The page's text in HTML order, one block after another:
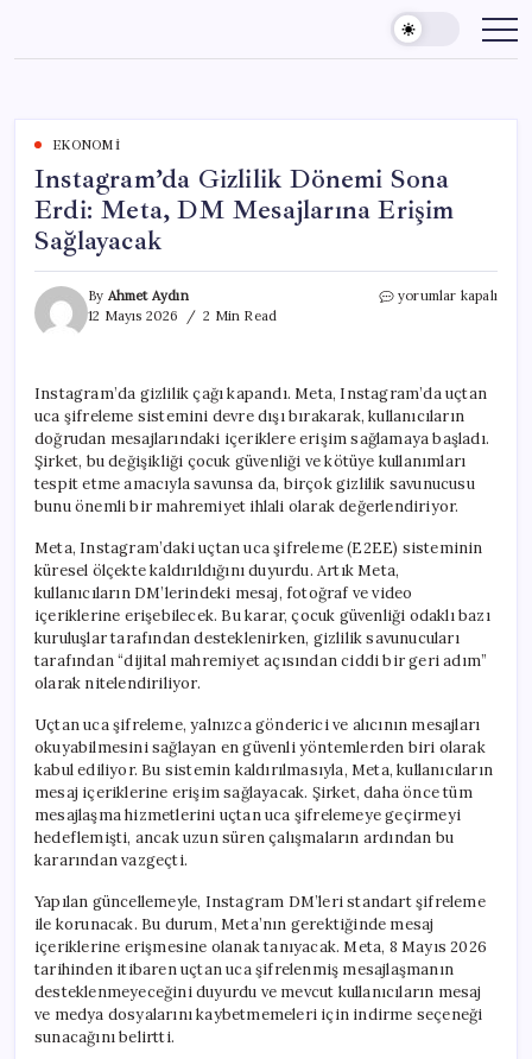
content
EKONOMI
Instagram’da Gizlilik Dönemi Sona
Erdi: Meta, DM Mesajlarına Erişim
Sağlayacak
By Ahmet Aydın
12 Mayıs 2026
2 Min Read
Instagram’da
Meta,
DM
Mesajlarına
Erişim
için
yorumlar kapalı
Instagram’da gizlilik çağı kapandı. Meta, Instagram’da uçtan
uca şifreleme sistemini devre dışı bırakarak, kullanıcıların
doğrudan mesajlarındaki içeriklere erişim sağlamaya başladı.
Şirket, bu değişikliği çocuk güvenliği ve kötüye kullanımları
tespit etme amacıyla savunsa da, birçok gizlilik savunucusu
bunu önemli bir mahremiyet ihlali olarak değerlendiriyor.
Meta, Instagram’daki uçtan uca şifreleme (E2EE) sisteminin
küresel ölçekte kaldırıldığını duyurdu. Artık Meta,
kullanıcıların DM’lerindeki mesaj, fotoğraf ve video
içeriklerine erişebilecek. Bu karar, çocuk güvenliği odaklı bazı
kuruluşlar tarafından desteklenirken, gizlilik savunucuları
tarafından “dijital mahremiyet açısından ciddi bir geri adım”
olarak nitelendiriliyor.
Uçtan uca şifreleme, yalnızca gönderici ve alıcının mesajları
okuyabilmesini sağlayan en güvenli yöntemlerden biri olarak
kabul ediliyor. Bu sistemin kaldırılmasıyla, Meta, kullanıcıların
mesaj içeriklerine erişim sağlayacak. Şirket, daha önce tüm
mesajlaşma hizmetlerini uçtan uca şifrelemeye geçirmeyi
hedeflemişti, ancak uzun süren çalışmaların ardından bu
kararından vazgeçti.
Yapılan güncellemeyle, Instagram DM’leri standart şifreleme
ile korunacak. Bu durum, Meta’nın gerektiğinde mesaj
içeriklerine erişmesine olanak tanıyacak. Meta, 8 Mayıs 2026
tarihinden itibaren uçtan uca şifrelenmiş mesajlaşmanın
desteklenmeyeceğini duyurdu ve mevcut kullanıcıların mesaj
ve medya dosyalarını kaybetmemeleri için indirme seçeneği
sunacağını belirtti.